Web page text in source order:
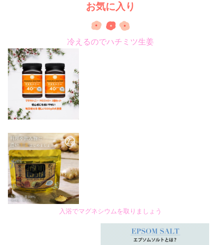
お気に入り
冷えるのでハチミツ生姜
入浴でマグネシウムを取りましょう